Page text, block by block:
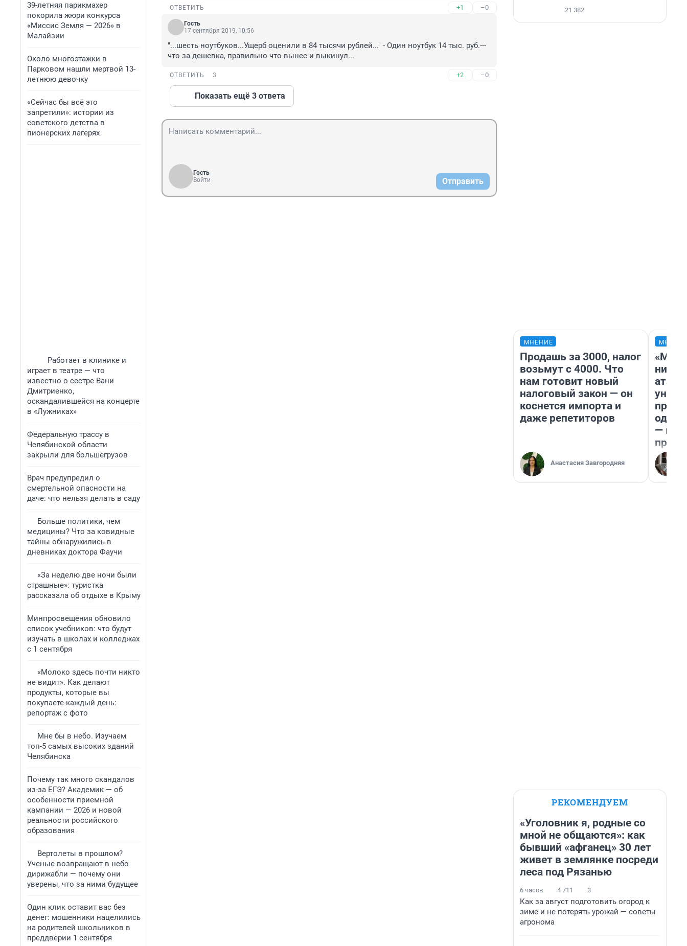
39-летняя парикмахер
покорила жюри конкурса
«Миссис Земля — 2026» в
Малайзии
Около многоэтажки в
Парковом нашли мертвой 13-
летнюю девочку
«Сейчас бы всё это
запретили»: истории из
советского детства в
пионерских лагерях
Работает в клинике и
играет в театре — что
известно о сестре Вани
Дмитриенко,
оскандалившейся на концерте
в «Лужниках»
Федеральную трассу в
Челябинской области
закрыли для большегрузов
Врач предупредил о
смертельной опасности на
даче: что нельзя делать в саду
Больше политики, чем
медицины? Что за ковидные
тайны обнаружились в
дневниках доктора Фаучи
«За неделю две ночи были
страшные»: туристка
рассказала об отдыхе в Крыму
Минпросвещения обновило
список учебников: что будут
изучать в школах и колледжах
с 1 сентября
«Молоко здесь почти никто
не видит». Как делают
продукты, которые вы
покупаете каждый день:
репортаж с фото
Мне бы в небо. Изучаем
топ-5 самых высоких зданий
Челябинска
Почему так много скандалов
из-за ЕГЭ? Академик — об
особенности приемной
кампании — 2026 и новой
реальности российского
образования
Вертолеты в прошлом?
Ученые возвращают в небо
дирижабли — почему они
уверены, что за ними будущее
Один клик оставит вас без
денег: мошенники нацелились
на родителей школьников в
преддверии 1 сентября
ОТВЕТИТЬ +1 –0
Гость
17 сентября 2019, 10:56
"...шесть ноутбуков...Ущерб оценили в 84 тысячи рублей..." - Один ноутбук 14 тыс. руб.---
что за дешевка, правильно что вынес и выкинул...
ОТВЕТИТЬ 3 +2 –0
Показать ещё 3 ответа
Гость
Войти
Отправить
21 382
МНЕНИЕ
Продашь за 3000, налог
возьмут с 4000. Что
нам готовит новый
налоговый закон — он
коснется импорта и
даже репетиторов
Анастасия Завгородняя
атаки
—
РЕКОМЕНДУЕМ
«Уголовник я, родные со
мной не общаются»: как
бывший «афганец» 30 лет
живет в землянке посреди
леса под Рязанью
6 часов 4 711 3
Как за август подготовить огород к
зиме и не потерять урожай — советы
агронома